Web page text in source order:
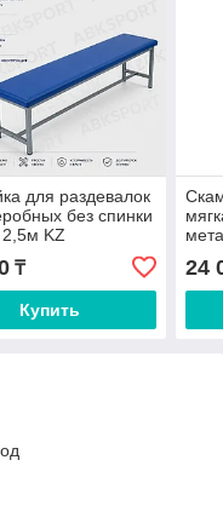
для раздевалок
без спинки
2,5м KZ
₸
Купить
24